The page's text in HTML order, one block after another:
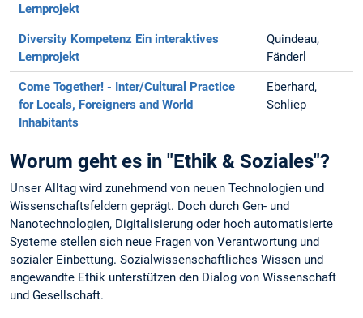
Lernprojekt
Diversity Kompetenz Ein interaktives
Lernprojekt
Quindeau,
Fänderl
Come Together! - Inter/Cultural Practice
for Locals, Foreigners and World
Inhabitants
Eberhard,
Schliep
Worum geht es in "Ethik & Soziales"?
Unser Alltag wird zunehmend von neuen Technologien und
Wissenschaftsfeldern geprägt. Doch durch Gen- und
Nanotechnologien, Digitalisierung oder hoch automatisierte
Systeme stellen sich neue Fragen von Verantwortung und
sozialer Einbettung. Sozialwissenschaftliches Wissen und
angewandte Ethik unterstützen den Dialog von Wissenschaft
und Gesellschaft.